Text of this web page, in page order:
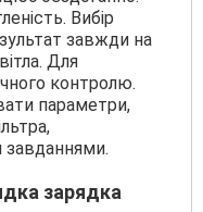
Вибір
завжди на
Для
контролю.
параметри,
зарядка